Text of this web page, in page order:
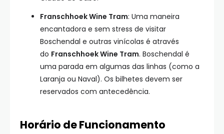
Franschhoek Wine Tram: Uma maneira
encantadora e sem stress de visitar
Boschendal e outras vinícolas é através
do Franschhoek Wine Tram. Boschendal é
uma parada em algumas das linhas (como a
Laranja ou Naval). Os bilhetes devem ser
reservados com antecedência.
Horário de Funcionamento